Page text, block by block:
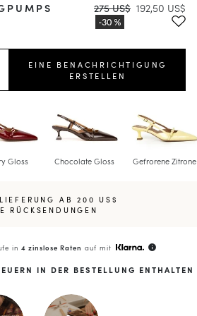
275 US$ 192,50 US$
EINE BENACHRICHTIGUNG
ERSTELLEN
Gloss Chocolate Gloss Gefrorene Zitrone
AB 200 US$
RÜCKSENDUNGEN
in 4 zinslose Raten auf mit info
IN DER BESTELLUNG ENTHALTEN